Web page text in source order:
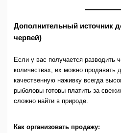
Дополнительный источник
червей)
Если у вас получается разводить
количествах, их можно продавать
качественную наживку всегда
рыболовы готовы платить за
сложно найти в природе.
Как организовать продажу: